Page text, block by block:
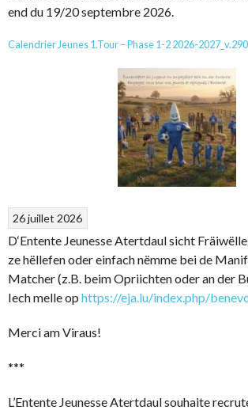
end du 19/20 septembre 2026.
Calendrier Jeunes 1.Tour – Phase 1-2 2026-
26 juillet 2026
D‘Entente Jeunesse Atertdaul sicht
ze hëllefen oder einfach nëmme bei de
Matcher (z.B. beim Opriichten oder an der
Iech melle op https://eja.lu/index.php/
Merci am Viraus!
***
L’Entente Jeunesse Atertdaul souhaite